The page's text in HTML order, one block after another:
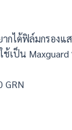
กได้ฟิล์มกรอง
ป็น Maxguard
GRN